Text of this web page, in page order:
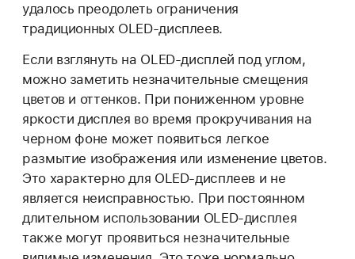
удалось преодолеть ограничения
традиционных OLED-дисплеев.
Если взглянуть на OLED-дисплей под углом,
можно заметить незначительные смещения
цветов и оттенков. При пониженном уровне
яркости дисплея во время прокручивания на
черном фоне может появиться легкое
размытие изображения или изменение цветов.
Это характерно для OLED-дисплеев и не
является неисправностью. При постоянном
длительном использовании OLED-дисплея
также могут проявиться незначительные